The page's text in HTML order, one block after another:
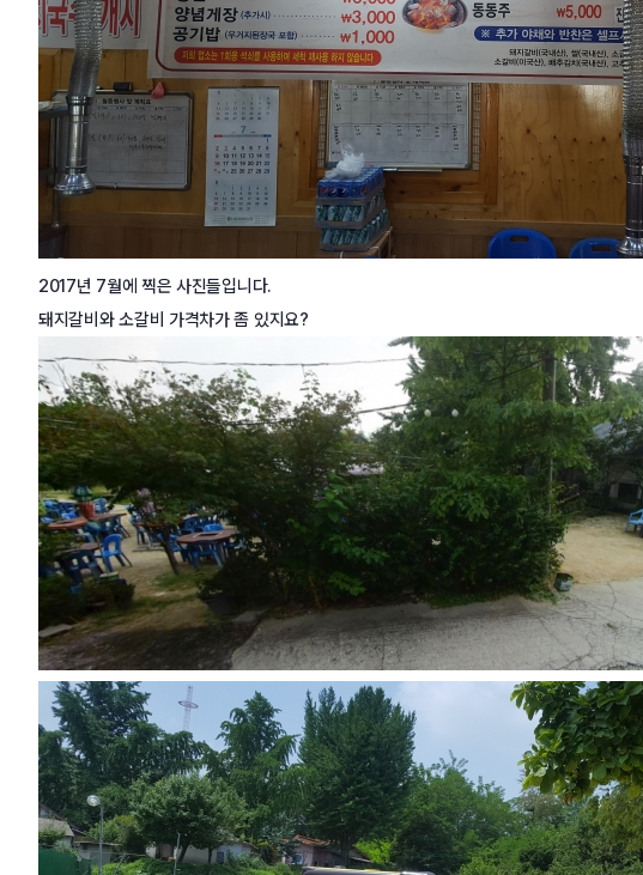
2017년 7월에 찍은 사진들입니다.
돼지갈비와 소갈비 가격차가 좀 있지요?